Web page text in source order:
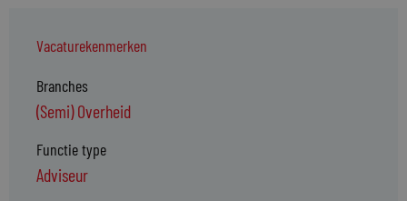
Vacaturekenmerken
Branches
(Semi) Overheid
Functie type
Adviseur